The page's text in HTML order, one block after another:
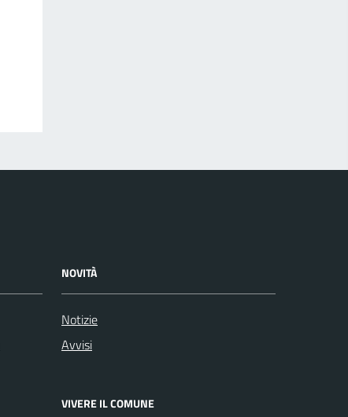
NOVITÀ
Notizie
Avvisi
VIVERE IL COMUNE